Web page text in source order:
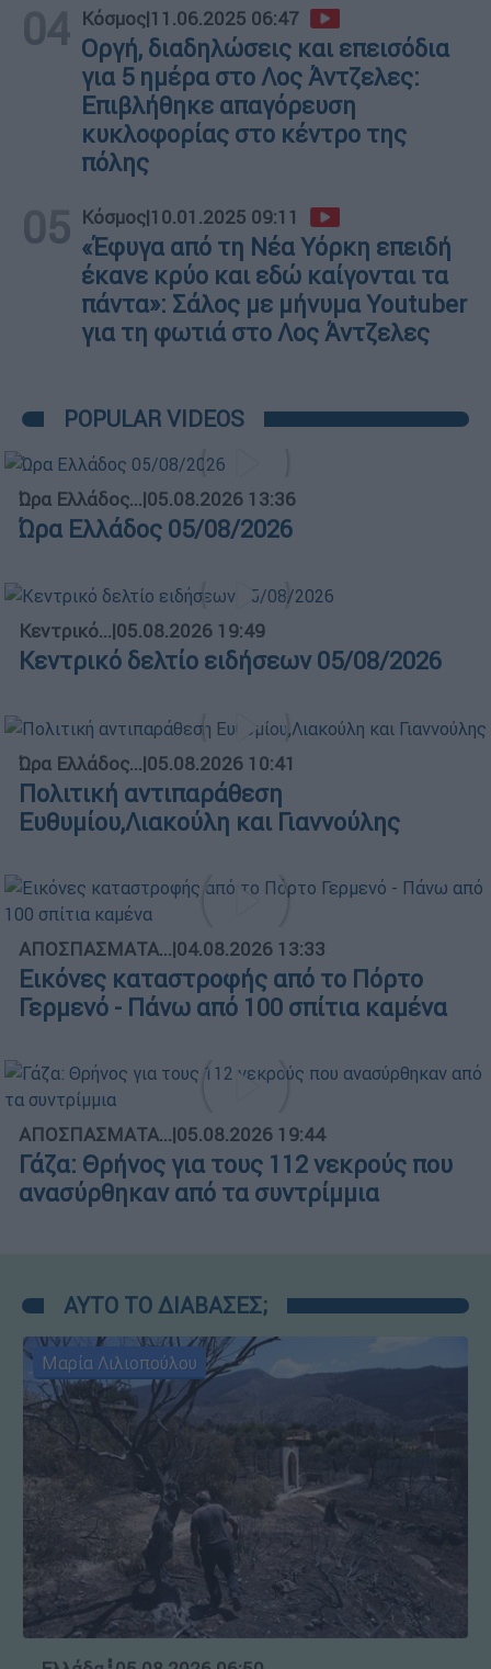
04 Κόσμος|11.06.2025 06:47
Οργή, διαδηλώσεις και επεισόδια
για 5 ημέρα στο Λος Άντζελες:
Επιβλήθηκε απαγόρευση
κυκλοφορίας στο κέντρο της
πόλης
05 Κόσμος|10.01.2025 09:11
«Έφυγα από τη Νέα Υόρκη επειδή
έκανε κρύο και εδώ καίγονται τα
πάντα»: Σάλος με μήνυμα Youtuber
για τη φωτιά στο Λος Άντζελες
POPULAR VIDEOS
Ώρα Ελλάδος...|05.08.2026 13:36
Ώρα Ελλάδος 05/08/2026
Κεντρικό...|05.08.2026 19:49
Κεντρικό δελτίο ειδήσεων 05/08/2026
Ώρα Ελλάδος...|05.08.2026 10:41
Πολιτική αντιπαράθεση
Ευθυμίου,Λιακούλη και Γιαννούλης
ΑΠΟΣΠΑΣΜΑΤΑ...|04.08.2026 13:33
Εικόνες καταστροφής από το Πόρτο
Γερμενό - Πάνω από 100 σπίτια καμένα
ΑΠΟΣΠΑΣΜΑΤΑ...|05.08.2026 19:44
Γάζα: Θρήνος για τους 112 νεκρούς που
ανασύρθηκαν από τα συντρίμμια
ΑΥΤΟ ΤΟ ΔΙΑΒΑΣΕΣ;
Μαρία Λιλιοπούλου